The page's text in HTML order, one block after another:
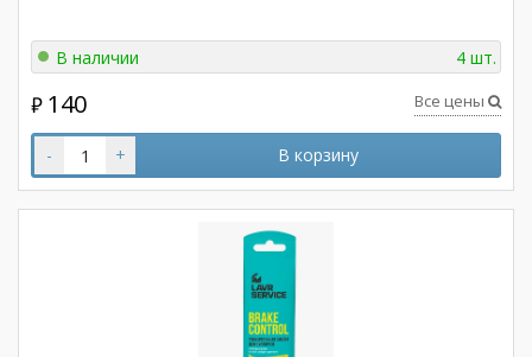
В наличии 4 шт.
₽ 140 Все цены
- + В корзину